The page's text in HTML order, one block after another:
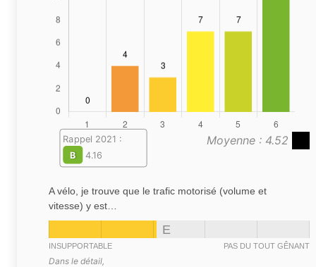
Moyenne : 4.52
Rappel 2021 :
B
4.16
A vélo, je trouve que le trafic motorisé (volume et
vitesse) y est…
E
INSUPPORTABLE PAS DU TOUT GÊNANT
Dans le détail,